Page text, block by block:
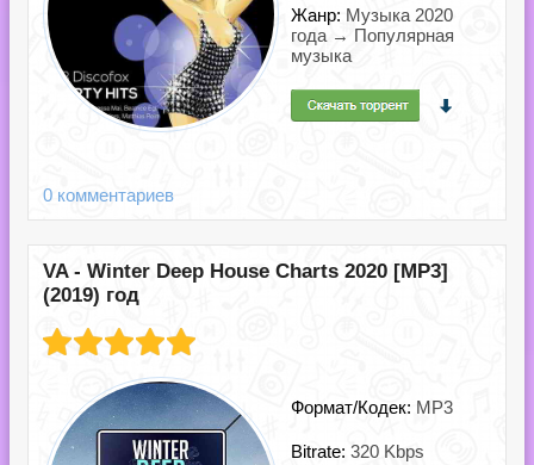
Жанр: Музыка 2020
года → Популярная
музыка
0 комментариев
VA - Winter Deep House Charts 2020 [MP3]
(2019) год
Формат/Кодек: MP3
Bitrate: 320 Kbps